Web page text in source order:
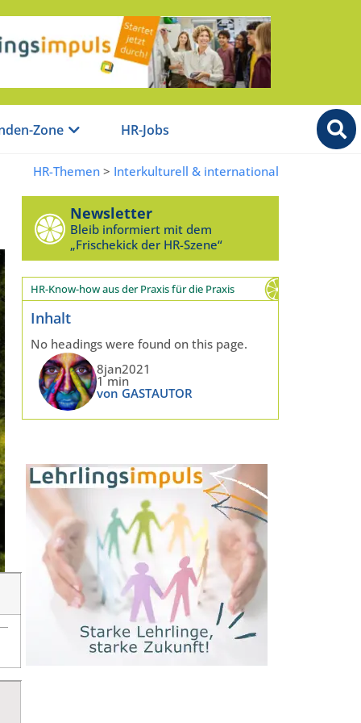
Zone HR-Jobs
HR-Themen > Interkulturell & international
Newsletter
Bleib informiert mit dem
„Frischekick der HR-Szene“
HR-Know-how aus der Praxis für die Praxis
Inhalt
No headings were found on this page.
8jan2021
1 min
von GASTAUTOR